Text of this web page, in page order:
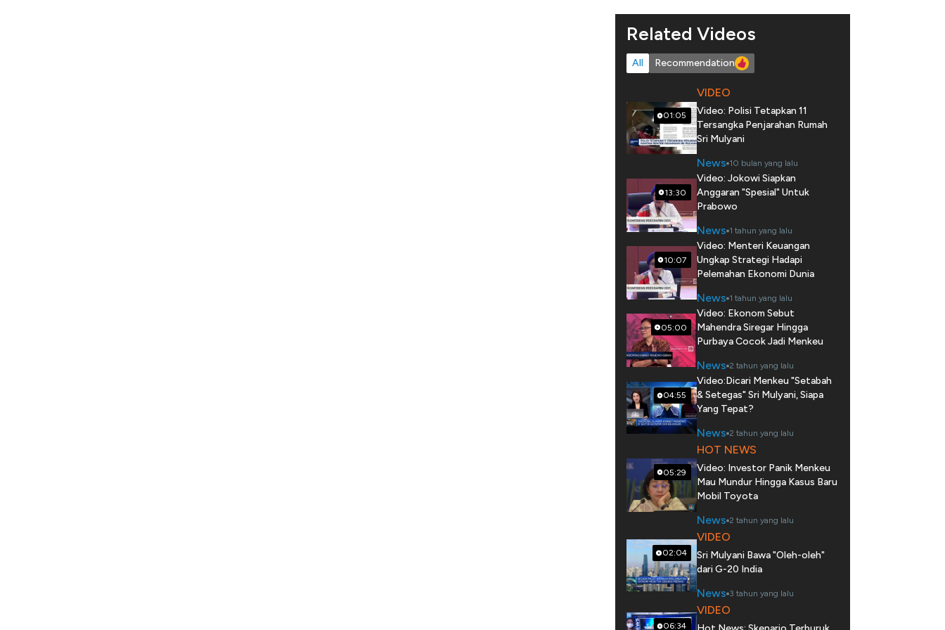
Related Videos
All Recommendation
01:05
VIDEO
Video: Polisi Tetapkan 11
Tersangka Penjarahan Rumah
Sri Mulyani
News 10 bulan yang lalu
13:30
Video: Jokowi Siapkan
Anggaran "Spesial" Untuk
Prabowo
News 1 tahun yang lalu
10:07
Video: Menteri Keuangan
Ungkap Strategi Hadapi
Pelemahan Ekonomi Dunia
News 1 tahun yang lalu
05:00
Video: Ekonom Sebut
Mahendra Siregar Hingga
Purbaya Cocok Jadi Menkeu
News 2 tahun yang lalu
04:55
Video:Dicari Menkeu "Setabah
& Setegas" Sri Mulyani, Siapa
Yang Tepat?
News 2 tahun yang lalu
05:29
HOT NEWS
Video: Investor Panik Menkeu
Mau Mundur Hingga Kasus Baru
Mobil Toyota
News 2 tahun yang lalu
02:04
VIDEO
Sri Mulyani Bawa "Oleh-oleh"
dari G-20 India
News 3 tahun yang lalu
06:34
VIDEO